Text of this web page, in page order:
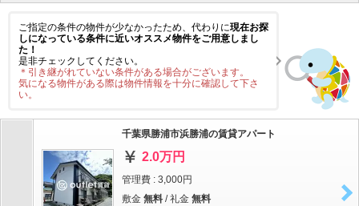
ご指定の条件の物件が少なかったため、代わりに現在お探
しになっている条件に近いオススメ物件をご用意しまし
た！
是非チェックしてください。
＊引き継がれていない条件がある場合がございます。
気になる物件がある際は物件情報を十分に確認して下さ
い。
千葉県勝浦市浜勝浦の賃貸アパート
2.0万円
管理費 : 3,000円
敷金 無料 / 礼金 無料